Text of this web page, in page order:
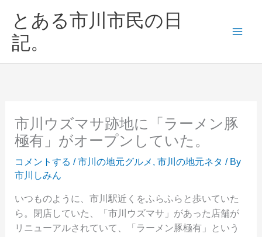
キ
とある市川市民の日
記。
市川ウズマサ跡地に「ラーメン豚
極有」がオープンしていた。
コメントする /市川の地元グルメ , 市川の地元ネタ / By
市川しみん
いつものように、市川駅近くをふらふらと歩いていた
ら。閉店していた、「市川ウズマサ」があった店舗が
リニューアルされていて、「ラーメン豚極有」という